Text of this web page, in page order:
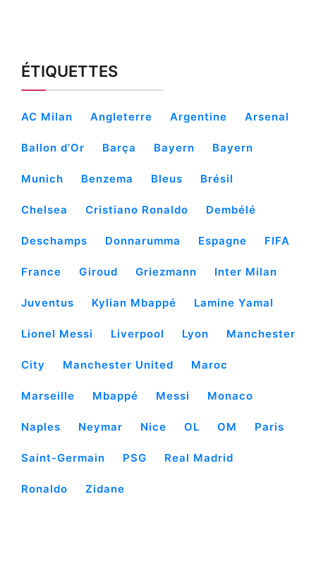
ÉTIQUETTES
AC Milan Angleterre Argentine Arsenal
Ballon d’Or Barça Bayern Bayern
Munich Benzema Bleus Brésil
Chelsea Cristiano Ronaldo Dembélé
Deschamps Donnarumma Espagne FIFA
France Giroud Griezmann Inter Milan
Juventus Kylian Mbappé Lamine Yamal
Lionel Messi Liverpool Lyon Manchester
City Manchester United Maroc
Marseille Mbappé Messi Monaco
Naples Neymar Nice OL OM Paris
Saint-Germain PSG Real Madrid
Ronaldo Zidane